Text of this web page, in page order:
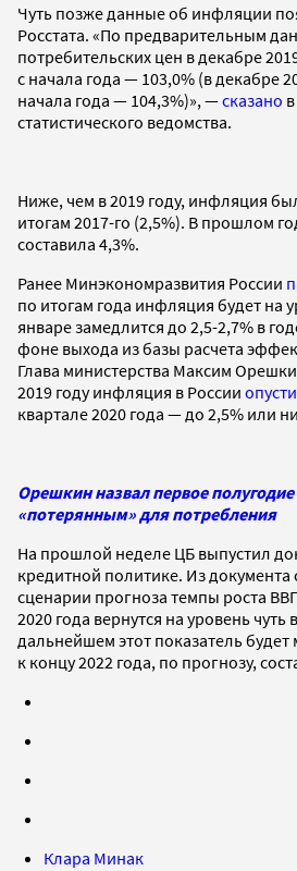
Чуть позже данные об инфляции
Росстата. «По предварительным
потребительских цен в декабре
с начала года — 103,0% (в декабре
начала года — 104,3%)», —сказано
статистического ведомства.
Ниже, чем в 2019 году, инфляция
итогам 2017-го (2,5%). В прошлом
составила 4,3%.
Ранее Минэкономразвития России
по итогам года инфляция будет на
январе замедлится до 2,5-2,7% в
фоне выхода из базы расчета
Глава министерства Максим
2019 году инфляция в России
квартале 2020 года — до 2,5% или
Орешкин назвал первое полугодие
«потерянным» для потребления
На прошлой неделе ЦБ выпустил
кредитной политике. Из документа
сценарии прогноза темпы роста
2020 года вернутся на уровень
дальнейшем этот показатель
к концу 2022 года, по прогнозу,
Клара Минак